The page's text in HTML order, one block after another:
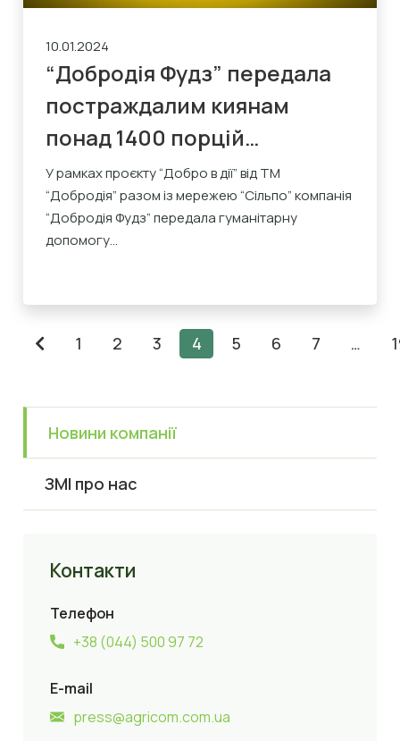
10.01.2024
“Добродія Фудз” передала
постраждалим киянам
понад 1400 порцій
продуктів швидкого
приготування
У рамках проєкту “Добро в дії” від ТМ
“Добродія” разом із мережею “Сільпо” компанія
“Добродія Фудз” передала гуманітарну
допомогу...
1 2 3 4 5 6 7 …
Новини компанії
ЗМІ про нас
Контакти
Телефон
+38 (044) 500 97 72
E-mail
press@agricom.com.ua